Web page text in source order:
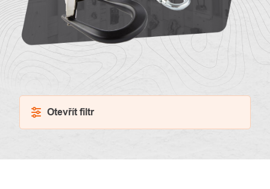
nás
Kontakty
Otevřít filtr